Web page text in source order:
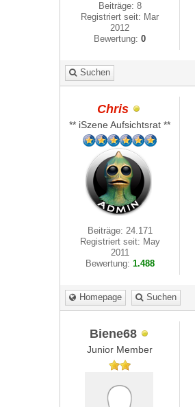
Beiträge: 8
Registriert seit: Mar
2012
Bewertung:0
Suchen
Chris
** iSzene Aufsichtsrat **
Beiträge: 24.171
Registriert seit: May
2011
Bewertung: 1.488
Homepage Suchen
Biene68
Junior Member